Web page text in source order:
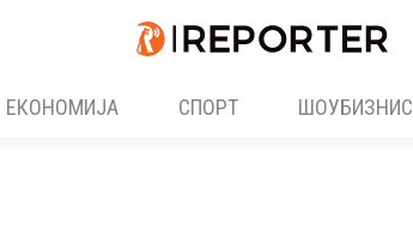
ЕКОНОМИЈА СПОРТ ШОУБИЗНИС